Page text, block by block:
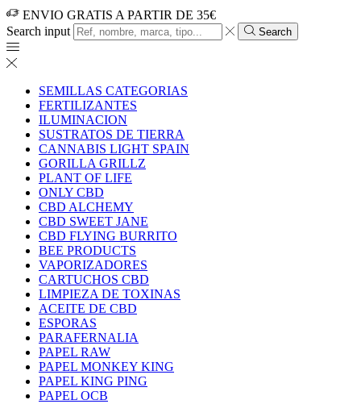
ENVIO GRATIS A PARTIR DE 35€
Search input
Search
SEMILLAS CATEGORIAS
FERTILIZANTES
ILUMINACION
SUSTRATOS DE TIERRA
CANNABIS LIGHT SPAIN
GORILLA GRILLZ
PLANT OF LIFE
ONLY CBD
CBD ALCHEMY
CBD SWEET JANE
CBD FLYING BURRITO
BEE PRODUCTS
VAPORIZADORES
CARTUCHOS CBD
LIMPIEZA DE TOXINAS
ACEITE DE CBD
ESPORAS
PARAFERNALIA
PAPEL RAW
PAPEL MONKEY KING
PAPEL KING PING
PAPEL OCB